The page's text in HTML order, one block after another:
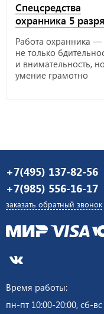
Спецсредства
охранника 5
Работа охранника —
не только
и внимательность,
умение грамотно
безопасность самого
сотрудника. В этой
статье разберём,
спецсредства
разрешено...
+7(495) 137-82-56
+7(985) 556-16-17
заказать обратный звонок
Время работы:
пн-пт 10:00-20:00, сб-